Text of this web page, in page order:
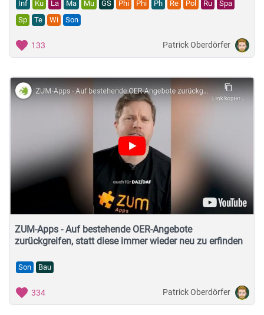
Inf Ku La Ma Mu GS Phi Phi Ph Re Pol Ru
Spa
Sp
Te Wi Son
133 Patrick Oberdörfer
ZUM-Apps - Auf bestehende OER-Angebote
zurückgreifen, statt diese immer wieder neu zu erfinden
Son Bau
334 Patrick Oberdörfer